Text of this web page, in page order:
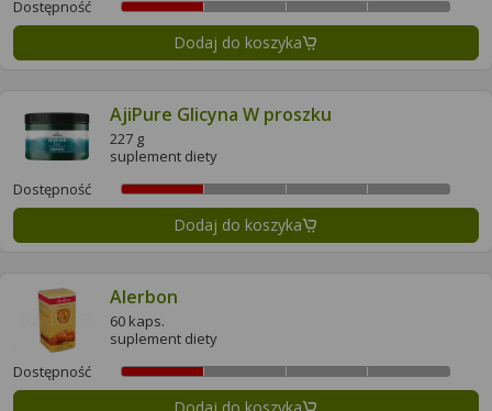
Dostępność
Dodaj do koszyka
AjiPure Glicyna W proszku
227 g
suplement diety
Dostępność
Dodaj do koszyka
Alerbon
60 kaps.
suplement diety
Dostępność